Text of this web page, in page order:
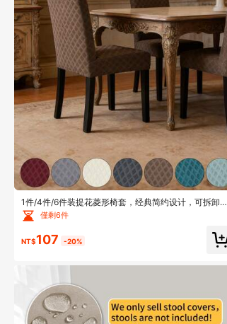
1件/4件/6件装提花菱形椅套，经典简约设计，可拆卸可
水洗，弹力吧台凳座套，适用于酒店、餐厅、客厅座椅
僅剩6件
NT$107 -20%